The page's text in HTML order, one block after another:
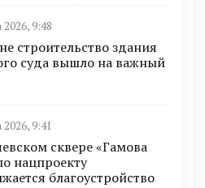
2026, 9:48
строительство здания
суда вышло на важный
2026, 9:41
сквере «Гамова
нацпроекту
благоустройство